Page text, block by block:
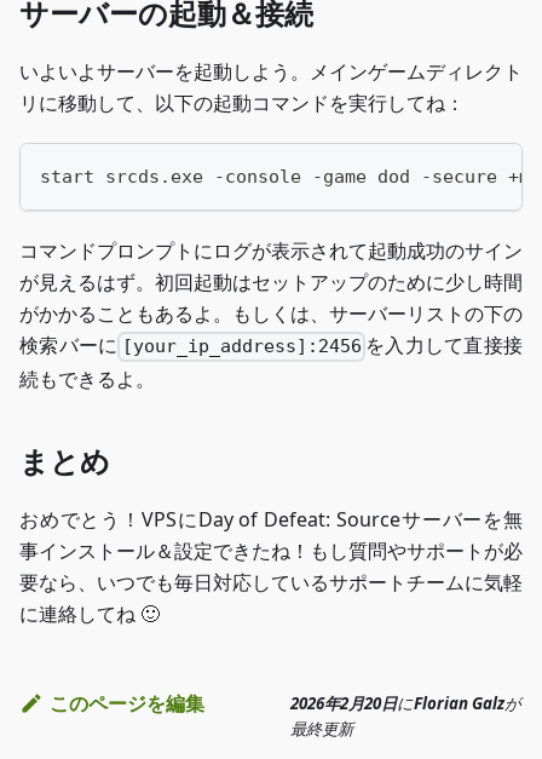
サーバーの起動＆接続
いよいよサーバーを起動しよう。メインゲームディレクト
リに移動して、以下の起動コマンドを実行してね：
start srcds.exe -console -game dod -secure
コマンドプロンプトにログが表示されて起動成功のサイン
が見えるはず。初回起動はセットアップのために少し時間
がかかることもあるよ。もしくは、サーバーリストの下の
検索バーに [your_ip_address]:2456 を入力して直接接
続もできるよ。
まとめ
おめでとう！VPSにDay of Defeat: Sourceサーバーを無
事インストール＆設定できたね！もし質問やサポートが必
要なら、いつでも毎日対応しているサポートチームに気軽
に連絡してね 🙂
このページを編集 2026年2月20日にFlorian Galzが
最終更新